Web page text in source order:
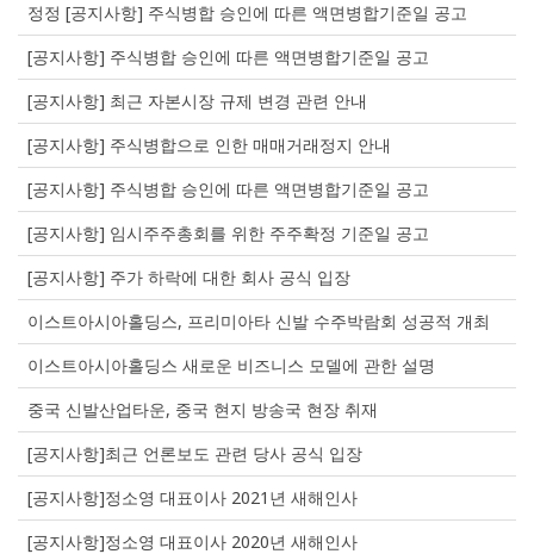
정정 [공지사항] 주식병합 승인에 따른 액면병합기준일 공고
[공지사항] 주식병합 승인에 따른 액면병합기준일 공고
[공지사항] 최근 자본시장 규제 변경 관련 안내
[공지사항] 주식병합으로 인한 매매거래정지 안내
[공지사항] 주식병합 승인에 따른 액면병합기준일 공고
[공지사항] 임시주주총회를 위한 주주확정 기준일 공고
[공지사항] 주가 하락에 대한 회사 공식 입장
이스트아시아홀딩스, 프리미아타 신발 수주박람회 성공적 개최
이스트아시아홀딩스 새로운 비즈니스 모델에 관한 설명
중국 신발산업타운, 중국 현지 방송국 현장 취재
[공지사항]최근 언론보도 관련 당사 공식 입장
[공지사항]정소영 대표이사 2021년 새해인사
[공지사항]정소영 대표이사 2020년 새해인사